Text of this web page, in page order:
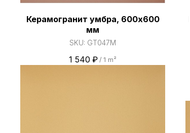
Керамогранит умбра, 600х600
мм
SKU: GT047M
1 540 ₽ / 1 m²